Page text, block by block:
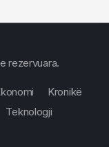
rezervuara.
Kronikë
Teknologji